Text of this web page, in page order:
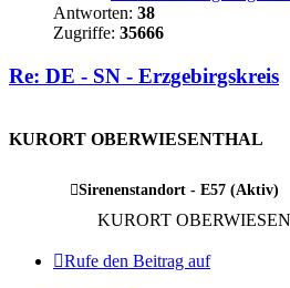
Antworten: 38
Zugriffe: 35666
Re: DE - SN - Erzgebirgskreis
KURORT OBERWIESENTHAL
Sirenenstandort - E57 (Aktiv)
KURORT
Rufe den Beitrag auf